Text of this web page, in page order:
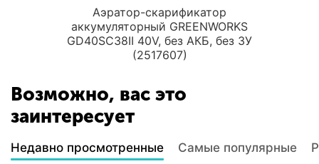
Аэратор-скарификатор
аккумуляторный GREENWORKS
GD40SC38II 40V, без АКБ, без ЗУ
(2517607)
Возможно, вас это
заинтересует
Недавно просмотренные Самые популярные